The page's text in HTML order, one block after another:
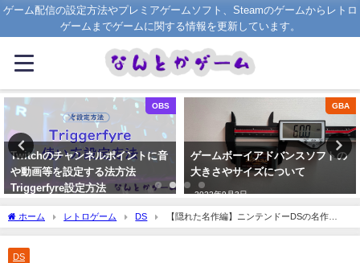
ゲーム配信の設定方法やプレミアゲームソフト、Steamのゲームからレトロ
ゲームまでゲームに関する情報を更新しています。
GBA
ゲームボーイアドバンスソフトの
大きさやサイズについて
2022年9月3日
GBA
ゲームボーイアドバンスの外箱の
大きさやサイズについて
2022年9月4日
ホーム レトロゲーム DS
【隠れた名作編】ニンテンドーDSの名作
RPG16選｜知らなきゃもったいない珠玉のタイトルたち
DS